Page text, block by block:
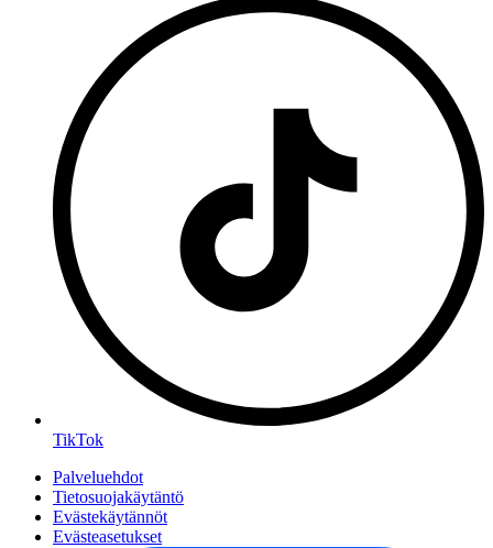
TikTok
Palveluehdot
Tietosuojakäytäntö
Evästekäytännöt
Evästeasetukset